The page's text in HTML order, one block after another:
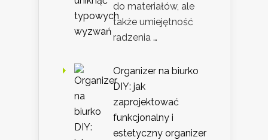
do materiałów, ale
także umiejętność
radzenia …
Organizer na biurko
DIY: jak
zaprojektować
funkcjonalny i
estetyczny organizer